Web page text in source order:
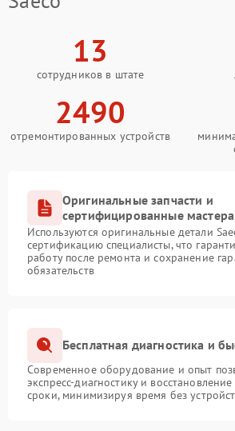
13
сотрудников в штате
2490
отремонтированных устройств
Оригинальные запчасти и
сертифицированные мастера
Используются оригинальные детали
сертификацию специалисты, что
работу после ремонта и сохранение
обязательств
Бесплатная диагностика и
Современное оборудование и опыт
экспресс-диагностику и
сроки, минимизируя время без